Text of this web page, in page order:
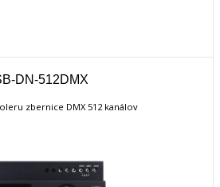
DN-512DMX
zbernice DMX 512 kanálov